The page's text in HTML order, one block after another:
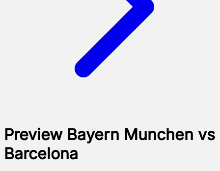
Preview Bayern Munchen vs
Barcelona